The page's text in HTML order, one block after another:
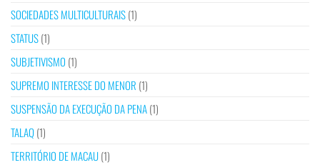
SOCIEDADES MULTICULTURAIS(1)
STATUS(1)
SUBJETIVISMO (1)
SUPREMO INTERESSE DO MENOR (1)
SUSPENSÃO DA EXECUÇÃO DA PENA(1)
TALAQ(1)
TERRITÓRIO DE MACAU(1)